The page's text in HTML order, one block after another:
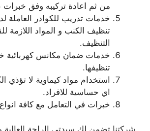
من ثم اعادة تركيبه وفق خبرات
خدمات تدريب للكوادر العاملة
تنظيف الكنب و المواد اللازمة
التنظيف.
خدمات ضمان مكانس كهربائية
تنظيفها.
استخدام مواد كيماوية لا تؤذي
اي حساسية للافراد.
خبرات في التعامل مع كافة انواع